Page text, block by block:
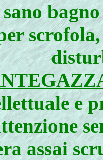
e
assai